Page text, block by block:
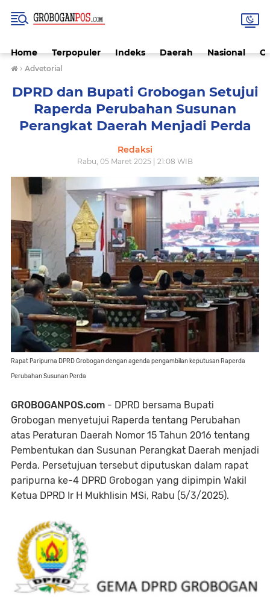
Home Terpopuler Indeks Daerah Nasional
› Advetorial
DPRD dan Bupati Grobogan Setujui
Raperda Perubahan Susunan
Perangkat Daerah Menjadi Perda
Redaksi
Rabu, 05 Maret 2025 | 21:08 WIB
Rapat Paripurna DPRD Grobogan dengan agenda pengambilan keputusan Raperda
Perubahan Susunan Perda
GROBOGANPOS.com - DPRD bersama Bupati
Grobogan menyetujui Raperda tentang Perubahan
atas Peraturan Daerah Nomor 15 Tahun 2016 tentang
Pembentukan dan Susunan Perangkat Daerah menjadi
Perda. Persetujuan tersebut diputuskan dalam rapat
paripurna ke-4 DPRD Grobogan yang dipimpin Wakil
Ketua DPRD Ir H Mukhlisin MSi, Rabu (5/3/2025).